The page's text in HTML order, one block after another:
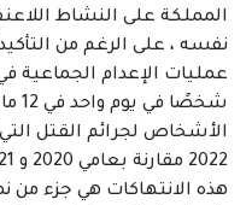
المملكة على النشاط
نفسه ، على الرغم من
الأشخاص لجرائم القتل
2022 مقارنة بعامي 2020 و 2021 كليًا.
هذه الانتهاكات هي جزء